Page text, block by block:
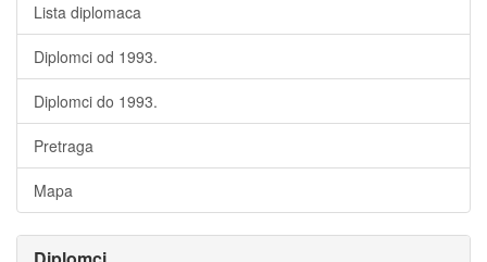
Lista diplomaca
Diplomci od 1993.
Diplomci do 1993.
Pretraga
Mapa